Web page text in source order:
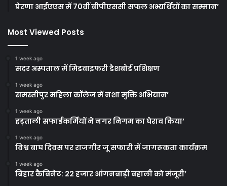
प्रेरणा आईएएस में 70वीं बीपीएससी सफल अभ्यर्थियों का सम्मान’
Most Viewed Posts
1 week ago
सदर अस्पताल में मिडवाइफरी डैशबोर्ड प्रशिक्षण
1 week ago
समस्तीपुर महिला कॉलेज में नशा मुक्ति अभियान’
1 week ago
हड़ताली सफाईकर्मियों ने नगर निगम का घेराव किया’
1 week ago
विश्व बाघ दिवस पर राजगीर जू सफारी में जागरूकता कार्यक्रम
1 week ago
बिहार कैबिनेट: 22 हजार आंगनबाड़ी बहाली को मंजूरी’